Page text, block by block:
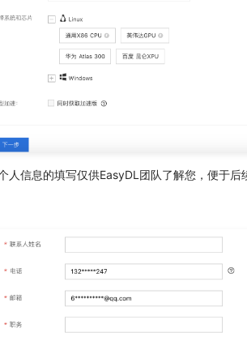
人信息的填写仅供EasyDL团队了解您，便于后